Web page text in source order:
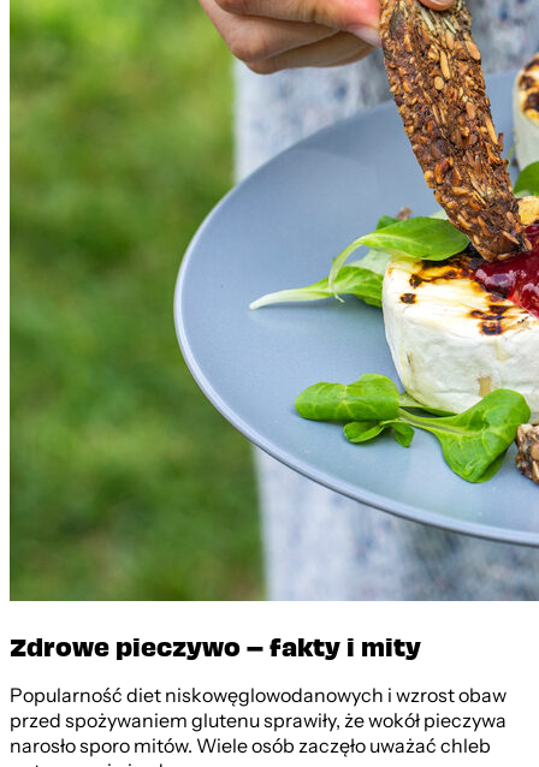
Zdrowe pieczywo – fakty i mity
Popularność diet niskowęglowodanowych i wzrost obaw
przed spożywaniem glutenu sprawiły, że wokół pieczywa
narosło sporo mitów. Wiele osób zaczęło uważać chleb